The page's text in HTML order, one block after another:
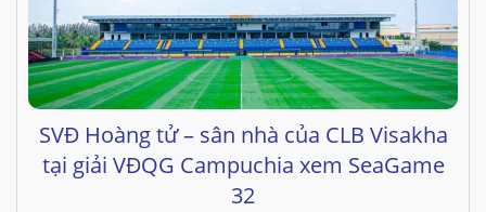
SVĐ Hoàng tử – sân nhà của CLB Visakha
tại giải VĐQG Campuchia xem SeaGame
32